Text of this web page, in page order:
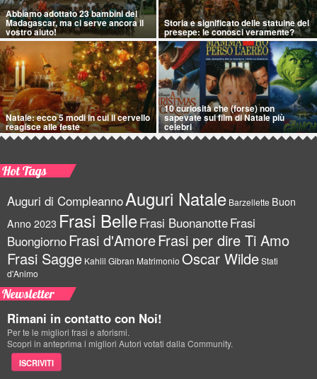
Abbiamo adottato 23 bambini del
Madagascar, ma ci serve ancora il
vostro aiuto!
Storia e significato delle statuine del
presepe: le conosci veramente?
Natale: ecco 5 modi in cui il cervello
reagisce alle feste
10 curiosità che (forse) non
sapevate sui film di Natale più
celebri
Hot Tags
Auguri di CompleannoAuguri Natale Barzellette Buon
Anno 2023 Frasi BelleFrasi BuonanotteFrasi
BuongiornoFrasi d'AmoreFrasi per dire Ti Amo
Frasi Sagge Kahlil Gibran Matrimonio Oscar WildeStati
d'Animo
Newsletter
Rimani in contatto con Noi!
Per te le migliori frasi e aforismi.
Scopri in anteprima i migliori Autori votati dalla Community.
ISCRIVITI